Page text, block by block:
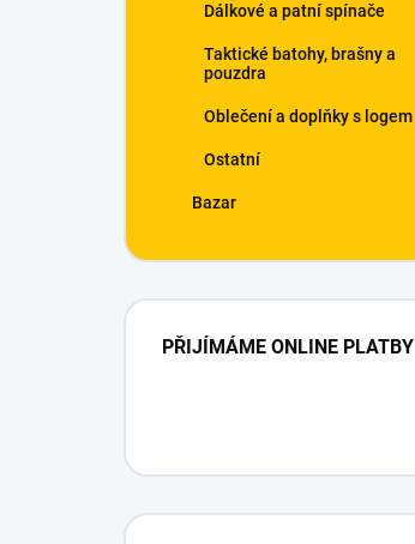
Dálkové a patní spínače
Taktické batohy, brašny a
pouzdra
Oblečení a doplňky s logem
Ostatní
Bazar
PŘIJÍMÁME ONLINE PLATBY